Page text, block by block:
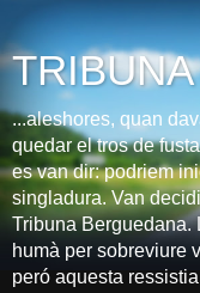
...aleshores, quan
quedar el tros de
es van dir: podriem
singladura. Van
Tribuna Berguedana.
humà per sobreviure
peró aquesta